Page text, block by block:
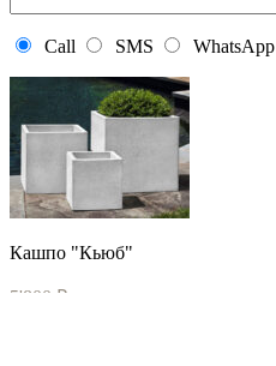
Call SMS WhatsApp
Кашпо "Кьюб"
5'800 ₽